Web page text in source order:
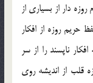
دار از بسیارى از
حریم روزه از افكار
ناپسند را از سر
قلب از اندیشه روى